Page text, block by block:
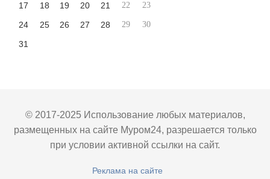
17 18 19 20 21 22 23
24 25 26 27 28 29 30
31
© 2017-2025 Использование любых материалов,
размещенных на сайте Муром24, разрешается только
при условии активной ссылки на сайт.
Реклама на сайте